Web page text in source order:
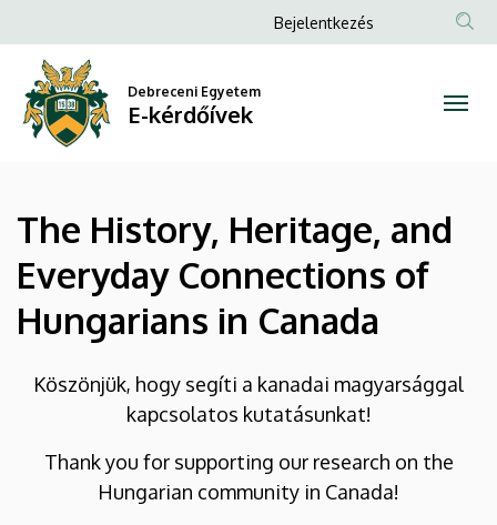
History,
Heritage,
and
Everyday
Connections
of
Hungarians
a
tartalomra
Anonim
Bejelentkezés
Debreceni Egyetem
E-kérdőívek
The History, Heritage, and
Everyday Connections of
Hungarians in Canada
Köszönjük, hogy segíti a kanadai magyarsággal
kapcsolatos kutatásunkat!
Thank you for supporting our research on the
Hungarian community in Canada!